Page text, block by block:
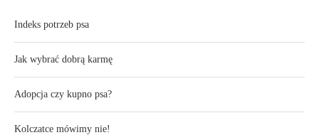
Indeks potrzeb psa
Jak wybrać dobrą karmę
Adopcja czy kupno psa?
Kolczatce mówimy nie!